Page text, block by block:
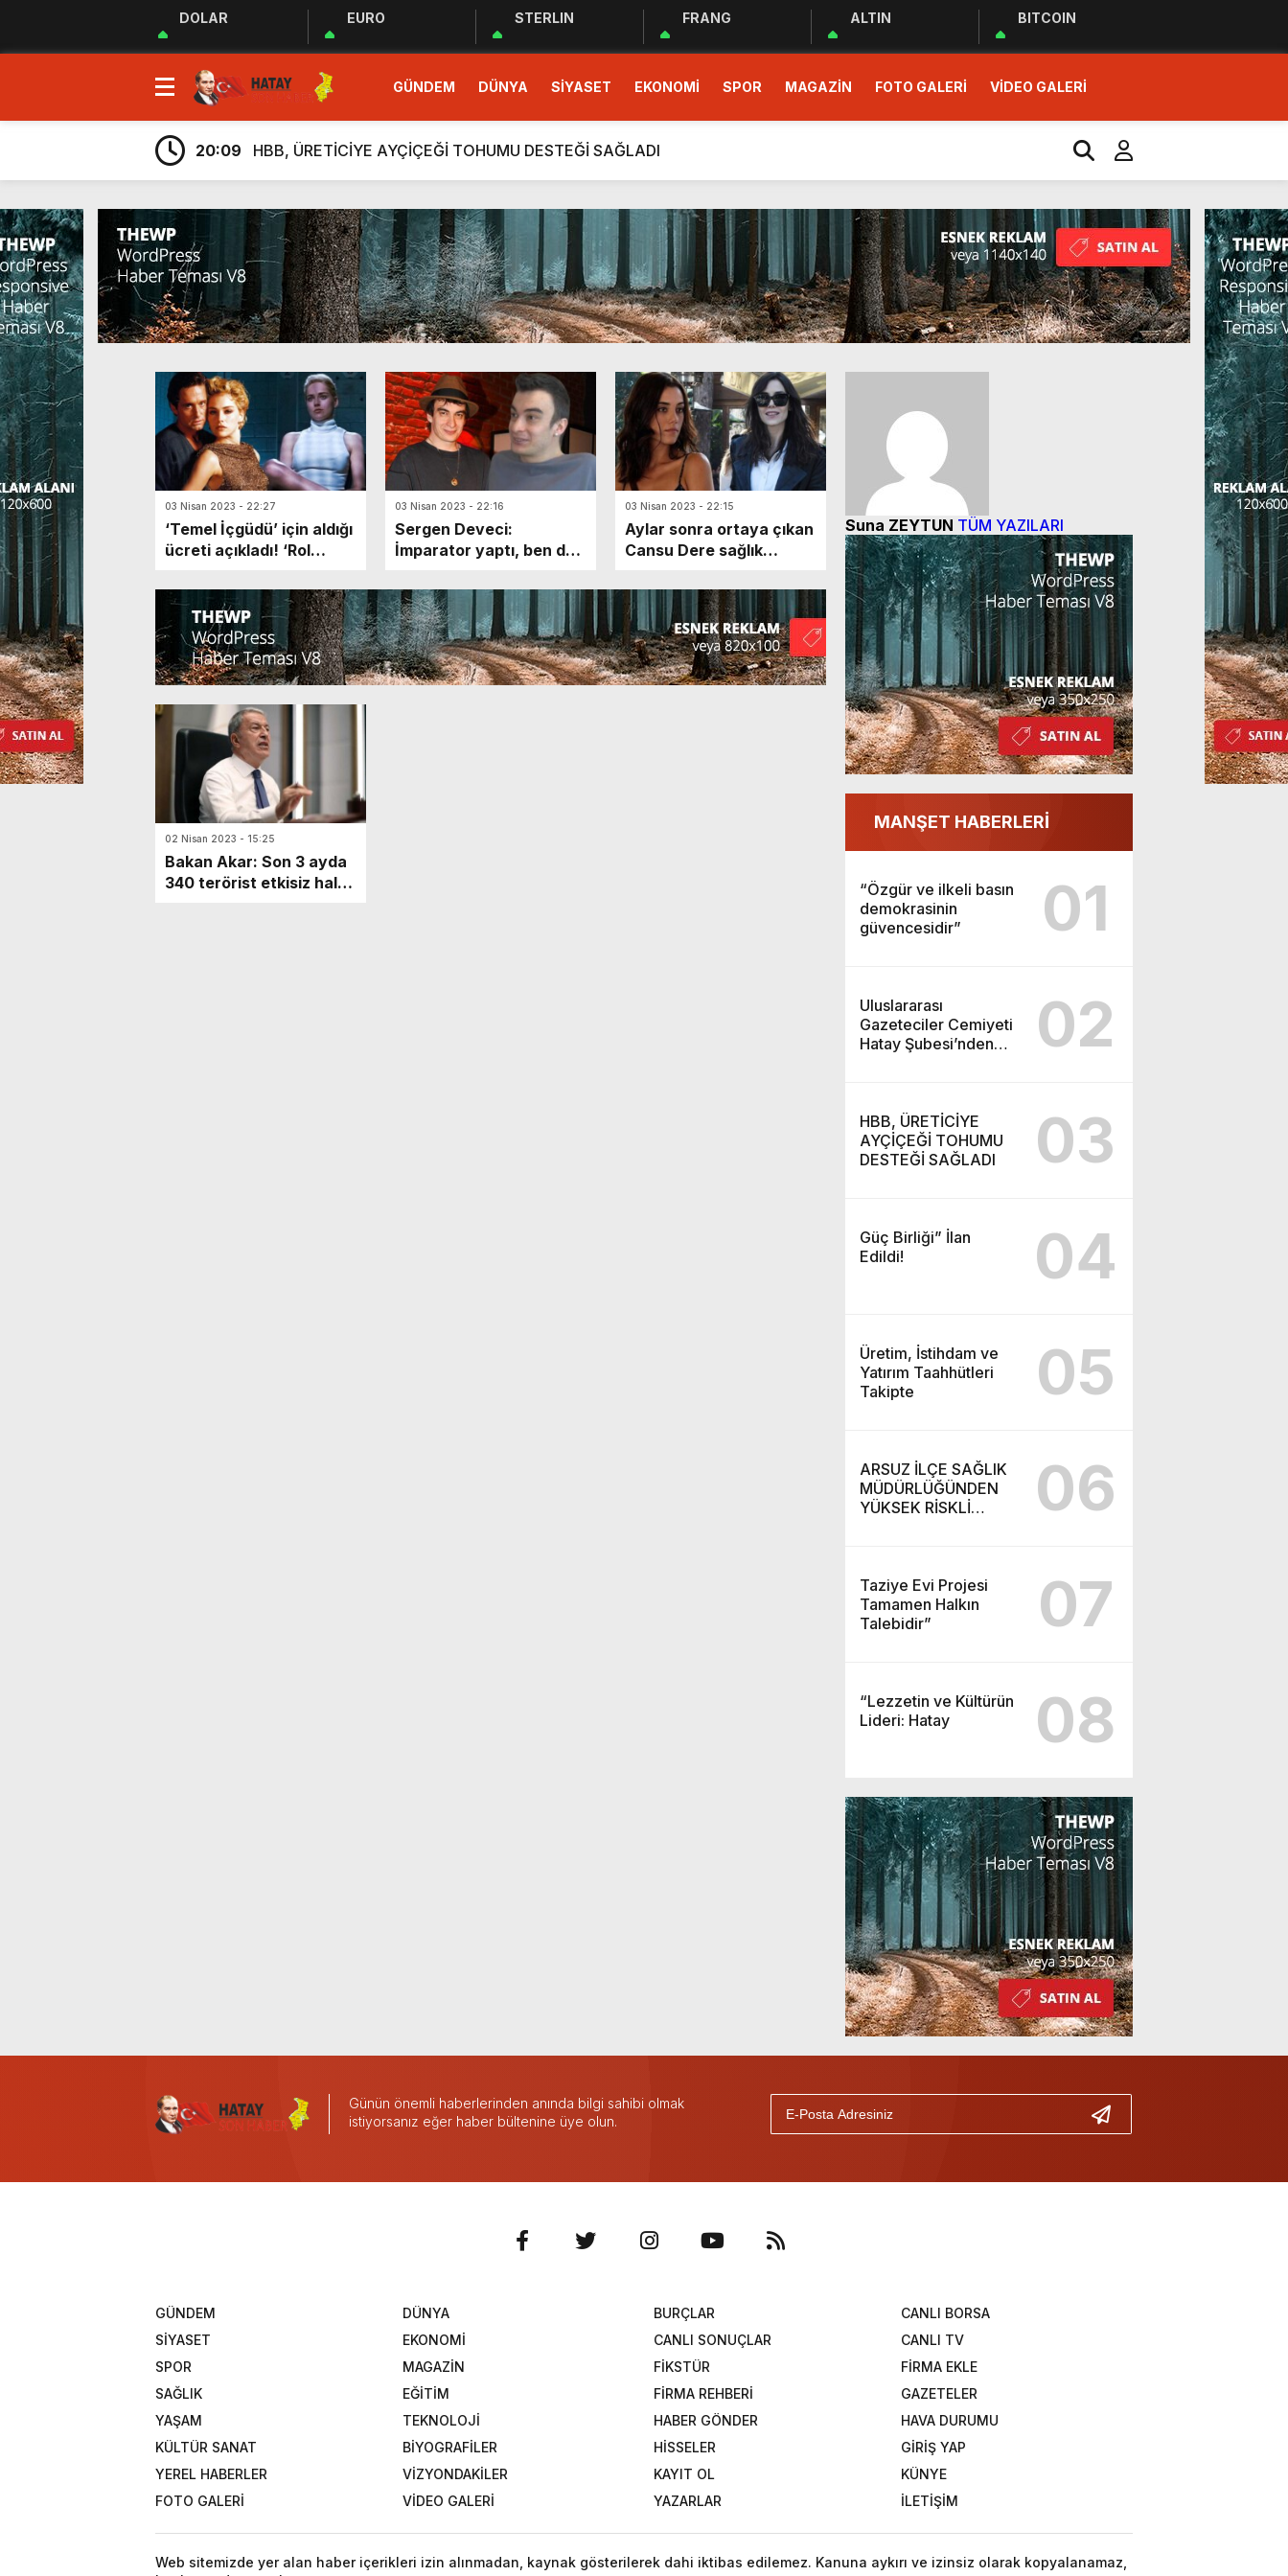
DOLAR EURO STERLIN FRANG ALTIN BITCOIN
GÜNDEM DÜNYA SİYASET EKONOMİ SPOR MAGAZİN FOTO GALERİ VİDEO GALERİ
23:35
MUHTARLAR AKADEMİSİ EĞİTİM PROGRAMI BAŞLADI
9:33
“Özgür ve ilkeli basın demokrasinin güvencesidir”
20:17
Uluslararası Gazeteciler Cemiyeti Hatay Şubesi’nden Ada İşitme Merkezi’ne Teşekkür Ziyareti
20:09
HBB, ÜRETİCİYE AYÇİÇEĞİ TOHUMU DESTEĞİ SAĞLADI
20:05
Güç Birliği” İlan Edildi!
6:38
Üretim, İstihdam ve Yatırım Taahhütleri Takipte
6:23
ARSUZ İLÇE SAĞLIK MÜDÜRLÜĞÜNDEN YÜKSEK RİSKLİ GEBEYE EV ZİYARETİ
6:13
Taziye Evi Projesi Tamamen Halkın Talebidir”
5:54
“Lezzetin ve Kültürün Lideri: Hatay
5:48
Hatay Depki Halk Oyunları Ekibi Türkiye Üçüncüsü Oldu
9:33
“Özgür ve ilkeli basın demokrasinin güvencesidir”
03 Nisan 2023 - 22:27
‘Temel İçgüdü’ için aldığı
ücreti açıkladı! ‘Rol
kazandım’
03 Nisan 2023 - 22:16
Sergen Deveci:
İmparator yaptı, ben de
03 Nisan 2023 - 22:15
Aylar sonra ortaya çıkan
Cansu Dere sağlık
konuştu
02 Nisan 2023 - 15:25
Bakan Akar: Son 3 ayda
340 terörist etkisiz hale
Suna ZEYTUN TÜM YAZILARI
MANŞET HABERLERİ
“Özgür ve ilkeli basın
demokrasinin
güvencesidir”
01
Uluslararası
Gazeteciler Cemiyeti
Hatay Şubesi’nden
02
HBB, ÜRETİCİYE
AYÇİÇEĞİ TOHUMU
DESTEĞİ SAĞLADI
03
Güç Birliği” İlan
Edildi!
04
Üretim, İstihdam ve
Yatırım Taahhütleri
Takipte
05
ARSUZ İLÇE SAĞLIK
MÜDÜRLÜĞÜNDEN
YÜKSEK RİSKLİ
06
Taziye Evi Projesi
Tamamen Halkın
Talebidir”
07
“Lezzetin ve Kültürün
Lideri: Hatay
08
Günün önemli haberlerinden anında bilgi sahibi olmak
istiyorsanız eğer haber bültenine üye olun.
GÜNDEM
DÜNYA
SİYASET
EKONOMİ
SPOR
MAGAZİN
SAĞLIK
EĞİTİM
YAŞAM
TEKNOLOJİ
KÜLTÜR SANAT
BİYOGRAFİLER
YEREL HABERLER
VİZYONDAKİLER
FOTO GALERİ
VİDEO GALERİ
BURÇLAR
CANLI BORSA
CANLI SONUÇLAR
CANLI TV
FİKSTÜR
FİRMA EKLE
FİRMA REHBERİ
GAZETELER
HABER GÖNDER
HAVA DURUMU
HİSSELER
GİRİŞ YAP
KAYIT OL
KÜNYE
YAZARLAR
İLETİŞİM
Web sitemizde yer alan haber içerikleri izin alınmadan, kaynak gösterilerek dahi iktibas edilemez. Kanuna aykırı ve izinsiz olarak kopyalanamaz,